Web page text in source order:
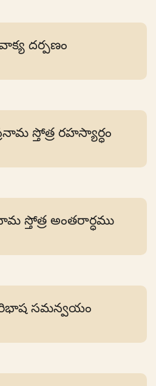
దర్పణం
స్తోత్ర రహస్యార్ధం
స్తోత్ర అంతరార్ధము
సమన్వయం